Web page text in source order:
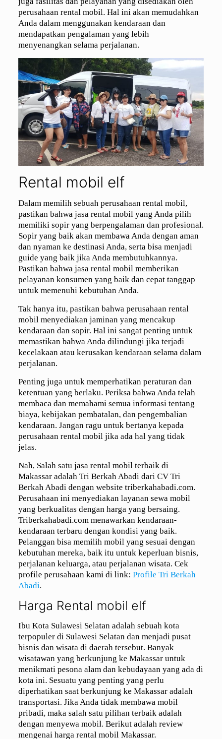
perusahaan rental mobil. Hal ini akan memudahkan
Anda dalam menggunakan kendaraan dan
mendapatkan pengalaman yang lebih
menyenangkan selama perjalanan.
Rental mobil elf
Dalam memilih sebuah perusahaan rental mobil,
pastikan bahwa jasa rental mobil yang Anda pilih
memiliki sopir yang berpengalaman dan profesional.
Sopir yang baik akan membawa Anda dengan aman
dan nyaman ke destinasi Anda, serta bisa menjadi
guide yang baik jika Anda membutuhkannya.
Pastikan bahwa jasa rental mobil memberikan
pelayanan konsumen yang baik dan cepat tanggap
untuk memenuhi kebutuhan Anda.
Tak hanya itu, pastikan bahwa perusahaan rental
mobil menyediakan jaminan yang mencakup
kendaraan dan sopir. Hal ini sangat penting untuk
memastikan bahwa Anda dilindungi jika terjadi
kecelakaan atau kerusakan kendaraan selama dalam
perjalanan.
Penting juga untuk memperhatikan peraturan dan
ketentuan yang berlaku. Periksa bahwa Anda telah
membaca dan memahami semua informasi tentang
biaya, kebijakan pembatalan, dan pengembalian
kendaraan. Jangan ragu untuk bertanya kepada
perusahaan rental mobil jika ada hal yang tidak
jelas.
Nah, Salah satu jasa rental mobil terbaik di
Makassar adalah Tri Berkah Abadi dari CV Tri
Berkah Abadi dengan website triberkahabadi.com.
Perusahaan ini menyediakan layanan sewa mobil
yang berkualitas dengan harga yang bersaing.
Triberkahabadi.com menawarkan kendaraan-
kendaraan terbaru dengan kondisi yang baik.
Pelanggan bisa memilih mobil yang sesuai dengan
kebutuhan mereka, baik itu untuk keperluan bisnis,
perjalanan keluarga, atau perjalanan wisata. Cek
profile perusahaan kami di link: Profile Tri Berkah
Abadi.
Harga Rental mobil elf
Ibu Kota Sulawesi Selatan adalah sebuah kota
terpopuler di Sulawesi Selatan dan menjadi pusat
bisnis dan wisata di daerah tersebut. Banyak
wisatawan yang berkunjung ke Makassar untuk
menikmati pesona alam dan kebudayaan yang ada di
kota ini. Sesuatu yang penting yang perlu
diperhatikan saat berkunjung ke Makassar adalah
transportasi. Jika Anda tidak membawa mobil
pribadi, maka salah satu pilihan terbaik adalah
dengan menyewa mobil. Berikut adalah review
mengenai harga rental mobil Makassar.